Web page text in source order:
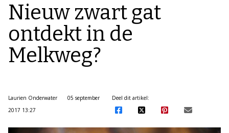
Nieuw zwart gat
ontdekt in de
Melkweg?
Laurien Onderwater
05 september
2017 13:27
Deel dit artikel: